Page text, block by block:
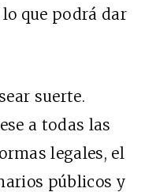
que podrá dar
suerte.
a todas las
legales, el
públicos y